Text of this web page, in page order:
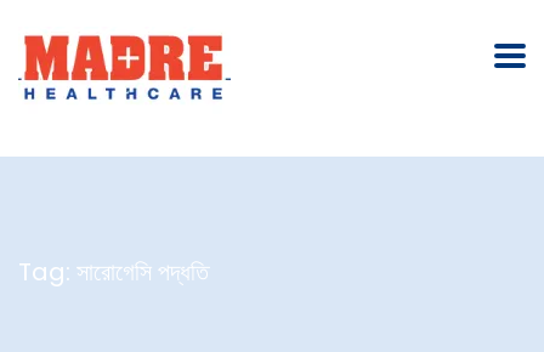
Tag: সারোগেসি পদ্ধতি